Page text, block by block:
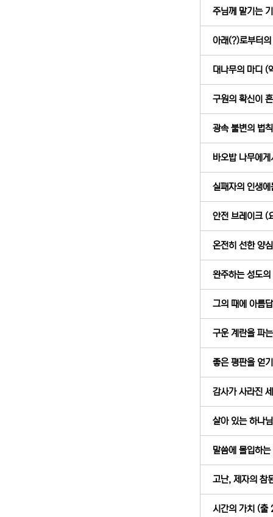
주님께 맡기는
아래(?)로부터
대나무의 마디
구원의 확신이
광속 불변의 법
바오밥 나무에
실패자의 인생
안전 브레이크
온전히 선한 양
완주하는 성도
그의 때에 아름
구운 계란을 파
좋은 평판을 얻
감사가 사라진
살아 있는 하나
말씀에 몰입하
고난, 제자의
시간의 가치 (